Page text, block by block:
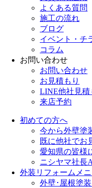
よくある質問
施工の流れ
ブログ
イベント・チ
コラム
お問い合わせ
お問い合わせ
お見積もり
LINE他社見積
来店予約
初めての方へ
今から外壁塗
既に他社でお
愛知県の皆様
ニシヤマ社長
外装リフォームメ
外壁･屋根塗